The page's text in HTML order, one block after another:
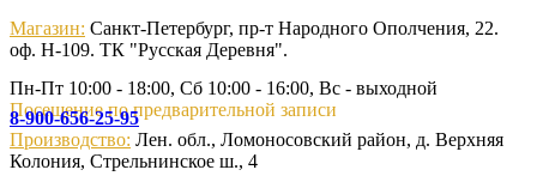
Магазин: Санкт-Петербург, пр-т Народного Ополчения, 22.
оф. Н-109. ТК "Русская Деревня".
Пн-Пт 10:00 - 18:00, Сб 10:00 - 16:00, Вс - выходной
Посещение по предварительной записи
8-900-656-25-95
Производство: Лен. обл., Ломоносовский район, д. Верхняя
Колония, Стрельнинское ш., 4